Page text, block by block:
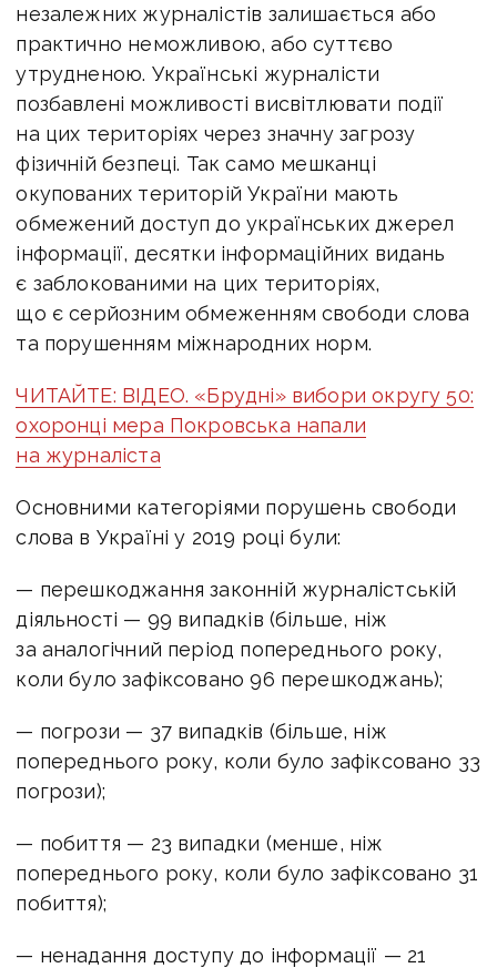
незалежних журналістів залишається або
практично неможливою, або суттєво
утрудненою. Українські журналісти
позбавлені можливості висвітлювати події
на цих територіях через значну загрозу
фізичній безпеці. Так само мешканці
окупованих територій України мають
обмежений доступ до українських джерел
інформації, десятки інформаційних видань
є заблокованими на цих територіях,
що є серйозним обмеженням свободи слова
та порушенням міжнародних норм.
ЧИТАЙТЕ: ВІДЕО. «Брудні» вибори округу 50:
охоронці мера Покровська напали
на журналіста
Основними категоріями порушень свободи
слова в Україні у 2019 році були:
— перешкоджання законній журналістській
діяльності — 99 випадків (більше, ніж
за аналогічний період попереднього року,
коли було зафіксовано 96 перешкоджань);
— погрози — 37 випадків (більше, ніж
попереднього року, коли було зафіксовано 33
погрози);
— побиття — 23 випадки (менше, ніж
попереднього року, коли було зафіксовано 31
побиття);
— ненадання доступу до інформації — 21